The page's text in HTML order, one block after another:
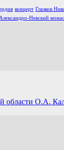
концерт Глазков
Невский
области О.А.